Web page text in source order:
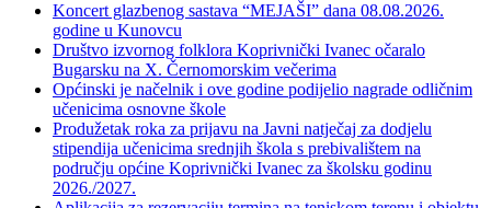
Koncert glazbenog sastava “MEJAŠI” dana 08.08.2026.
godine u Kunovcu
Društvo izvornog folklora Koprivnički Ivanec očaralo
Bugarsku na X. Černomorskim večerima
Općinski je načelnik i ove godine podijelio nagrade odličnim
učenicima osnovne škole
Produžetak roka za prijavu na Javni natječaj za dodjelu
stipendija učenicima srednjih škola s prebivalištem na
području općine Koprivnički Ivanec za školsku godinu
2026./2027.